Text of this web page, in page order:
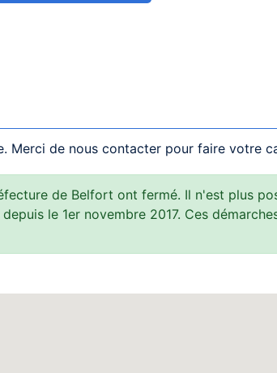
Merci de nous contacter pour faire votre
de Belfort ont fermé. Il n'est plus
le 1er novembre 2017. Ces